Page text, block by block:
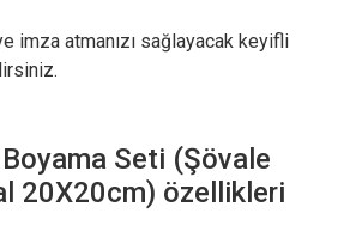
imza atmanızı sağlayacak keyifli
Seti (Şövale
20X20cm) özellikleri